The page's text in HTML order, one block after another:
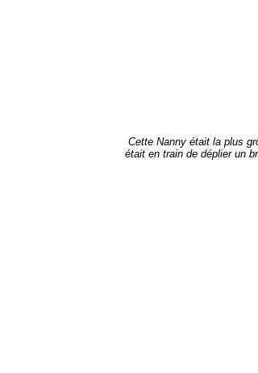
Cette Nanny était la plus
était en train de déplier un